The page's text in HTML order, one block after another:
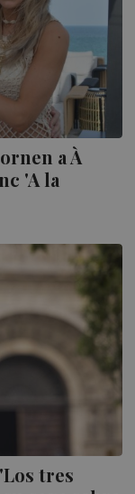
a À
'A la
tres